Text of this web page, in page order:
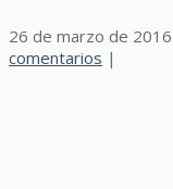
26 de marzo de 2016
comentarios |